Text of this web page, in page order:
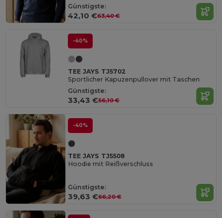
Günstigste:
42,10 €63,40 €
-40%
TEE JAYS TJ5702
Sportlicher Kapuzenpullover mit Taschen
Günstigste:
33,43 €56,10 €
-40%
TEE JAYS TJ5508
Hoodie mit Reißverschluss
Günstigste:
39,63 €66,20 €